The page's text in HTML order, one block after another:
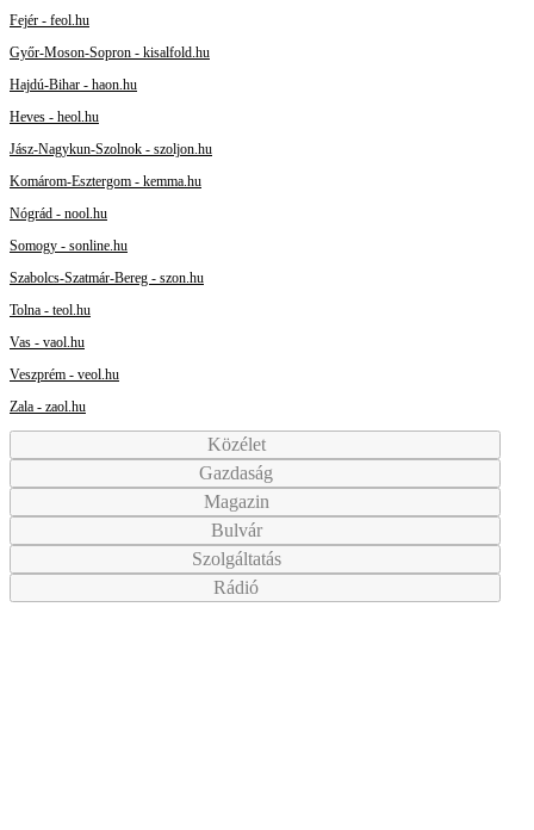
Fejér - feol.hu
Győr-Moson-Sopron - kisalfold.hu
Hajdú-Bihar - haon.hu
Heves - heol.hu
Jász-Nagykun-Szolnok - szoljon.hu
Komárom-Esztergom - kemma.hu
Nógrád - nool.hu
Somogy - sonline.hu
Szabolcs-Szatmár-Bereg - szon.hu
Tolna - teol.hu
Vas - vaol.hu
Veszprém - veol.hu
Zala - zaol.hu
Közélet
Gazdaság
Magazin
Bulvár
Szolgáltatás
Rádió